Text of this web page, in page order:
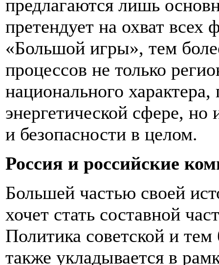
предлагаются лишь
претендует на охват всех
«Большой игры», тем
процессов не только
национального
энергетической сфере,
и безопасности в целом.
Россия и российские
Большей частью своей
хочет стать составной
Политика советской и тем
также укладывается в